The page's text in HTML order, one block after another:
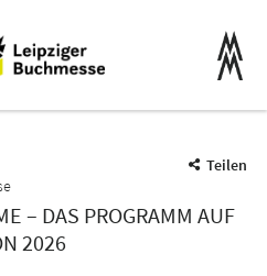
Teilen
– DAS PROGRAMM AUF
2026